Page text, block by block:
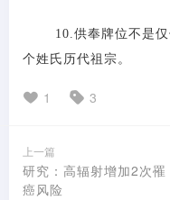
10.供奉牌位不是
个姓氏历代祖宗。
1 3
上一篇
研究：高辐射增加2次罹
癌风险